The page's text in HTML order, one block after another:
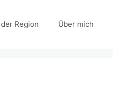
Region Über mich